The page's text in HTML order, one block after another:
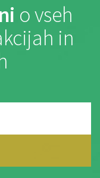
o vseh
in